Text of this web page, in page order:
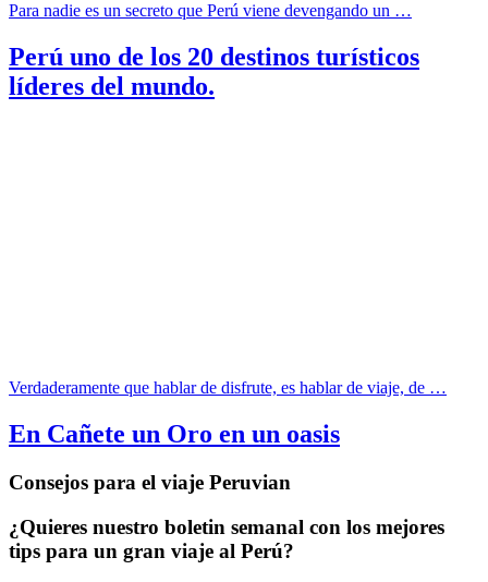
Para nadie es un secreto que Perú viene devengando un …
Perú uno de los 20 destinos turísticos
líderes del mundo.
Verdaderamente que hablar de disfrute, es hablar de viaje, de …
En Cañete un Oro en un oasis
Consejos para el viaje Peruvian
¿Quieres nuestro boletin semanal con los mejores
tips para un gran viaje al Perú?